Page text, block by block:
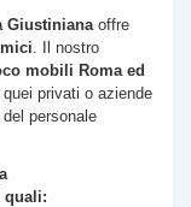
Giustinianaoffre
. Il nostro
mobili Roma ed
privati o aziende
personale
quali: